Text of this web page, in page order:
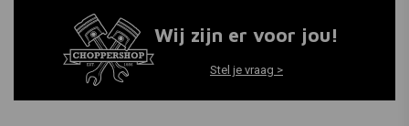
Wij zijn er voor jou!
Stel je vraag >